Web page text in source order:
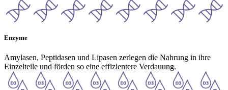
Enzyme
Amylasen, Peptidasen und Lipasen zerlegen die Nahrung in ihre
Einzelteile und förden so eine effizientere Verdauung.